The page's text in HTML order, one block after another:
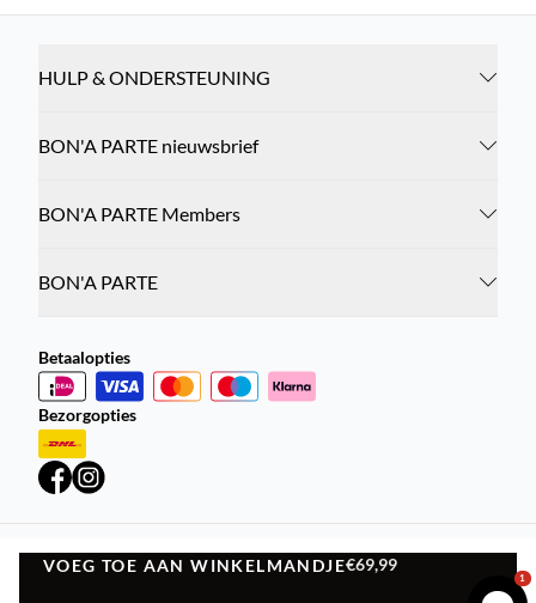
VOEG TOE AAN WINKELMANDJE€69,99
VOEG TOE AAN WINKELMANDJE
HULP & ONDERSTEUNING
BON'A PARTE nieuwsbrief
BON'A PARTE Members
BON'A PARTE
Betaalopties
Bezorgopties
Privacybeleid Algemene Voorwaarden 1